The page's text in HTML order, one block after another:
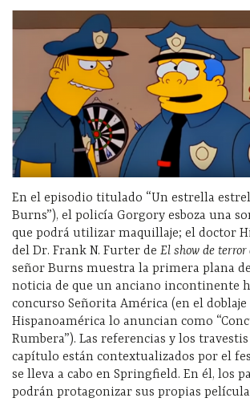
En el episodio titulado “Un estrella
Burns”), el policía Gorgory esboza una
que podrá utilizar maquillaje; el doctor
del Dr. Frank N. Furter de El show de terror
señor Burns muestra la primera plana
noticia de que un anciano incontinente
concurso Señorita América (en el doblaje
Hispanoamérica lo anuncian como
Rumbera”). Las referencias y los
capítulo están contextualizados por el
se lleva a cabo en Springfield. En él, los
podrán protagonizar sus propias